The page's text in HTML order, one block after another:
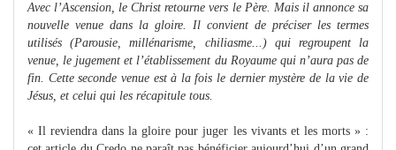
Avec l’Ascension, le Christ retourne vers le Père. Mais il annonce sa
nouvelle venue dans la gloire. Il convient de préciser les termes
utilisés (Parousie, millénarisme, chiliasme...) qui regroupent la
venue, le jugement et l’établissement du Royaume qui n’aura pas de
fin. Cette seconde venue est à la fois le dernier mystère de la vie de
Jésus, et celui qui les récapitule tous.
« Il reviendra dans la gloire pour juger les vivants et les morts » :